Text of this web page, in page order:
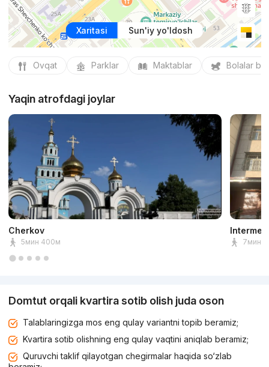
Xaritasi Sun'iy yo'ldosh
Ovqat Parklar Maktablar Bolalar
Yaqin atrofdagi joylar
Cherkov
5мин 400м 7мин
Domtut orqali kvartira sotib olish juda oson
Talablaringizga mos eng qulay variantni topib beramiz;
Kvartira sotib olishning eng qulay vaqtini aniqlab beramiz;
Quruvchi taklif qilayotgan chegirmalar haqida so‘zlab